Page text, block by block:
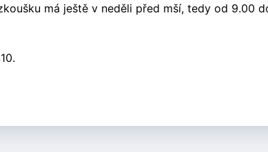
má ještě v neděli před mší, tedy od 9.00